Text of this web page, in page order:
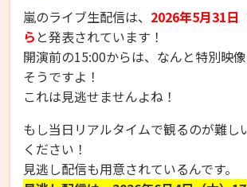
嵐のライブ生配信は、 2026年5月31日
ら と発表されています！
開演前の15:00からは、なんと特別映
そうですよ！
これは見逃せませんよね！
もし当日リアルタイムで観るのが難し
ください！
見逃し配信も用意されているんです。